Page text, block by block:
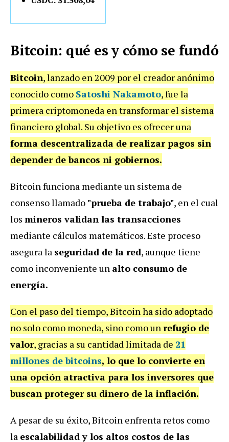
Bitcoin: qué es y cómo se fundó
Bitcoin, lanzado en 2009 por el creador anónimo
conocido como Satoshi Nakamoto, fue la
primera criptomoneda en transformar el sistema
financiero global. Su objetivo es ofrecer una
forma descentralizada de realizar pagos sin
depender de bancos ni gobiernos.
Bitcoin funciona mediante un sistema de
consenso llamado "prueba de trabajo", en el cual
los mineros validan las transacciones
mediante cálculos matemáticos. Este proceso
asegura la seguridad de la red, aunque tiene
como inconveniente un alto consumo de
energía.
Con el paso del tiempo, Bitcoin ha sido adoptado
no solo como moneda, sino como unrefugio de
valor, gracias a su cantidad limitada de 21
millones de bitcoins, lo que lo convierte en
una opción atractiva para los inversores que
buscan proteger su dinero de la inflación.
A pesar de su éxito, Bitcoin enfrenta retos como
la escalabilidad y los altos costos de las